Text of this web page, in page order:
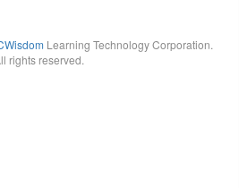
Learning Technology Corporation.
rights reserved.